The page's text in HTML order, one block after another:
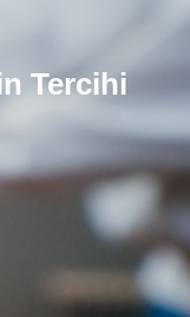
Tercihi